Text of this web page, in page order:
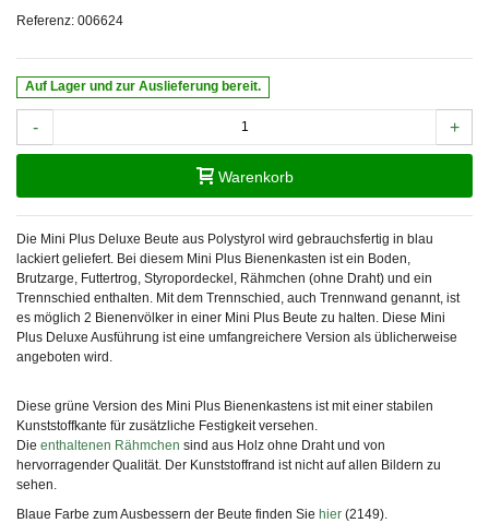
Referenz: 006624
Auf Lager und zur Auslieferung bereit.
- +
Warenkorb
Die Mini Plus Deluxe Beute aus Polystyrol wird gebrauchsfertig in blau
lackiert geliefert. Bei diesem Mini Plus Bienenkasten ist ein Boden,
Brutzarge, Futtertrog, Styropordeckel, Rähmchen (ohne Draht) und ein
Trennschied enthalten. Mit dem Trennschied, auch Trennwand genannt, ist
es möglich 2 Bienenvölker in einer Mini Plus Beute zu halten. Diese Mini
Plus Deluxe Ausführung ist eine umfangreichere Version als üblicherweise
angeboten wird.
Diese grüne Version des Mini Plus Bienenkastens ist mit einer stabilen
Kunststoffkante für zusätzliche Festigkeit versehen.
Die enthaltenen Rähmchen sind aus Holz ohne Draht und von
hervorragender Qualität. Der Kunststoffrand ist nicht auf allen Bildern zu
sehen.
Blaue Farbe zum Ausbessern der Beute finden Sie hier (2149).